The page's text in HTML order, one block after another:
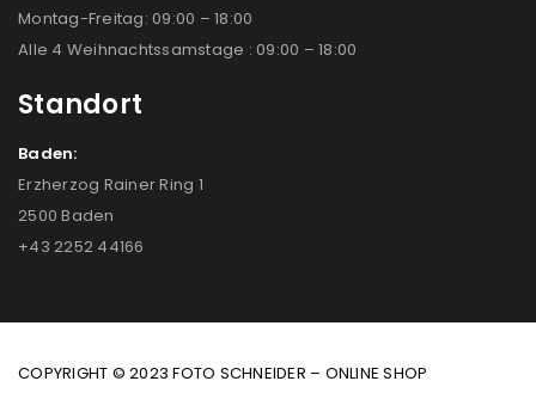
Montag-Freitag: 09:00 – 18:00
Alle 4 Weihnachtssamstage : 09:00 – 18:00
Standort
Baden:
Erzherzog Rainer Ring 1
2500 Baden
+43 2252 44166
COPYRIGHT © 2023 FOTO SCHNEIDER – ONLINE SHOP